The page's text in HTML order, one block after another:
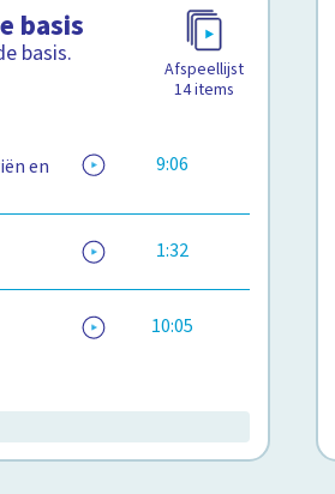
basis
basis.
Afspeellijst
14items
en
9:06
1:32
10:05